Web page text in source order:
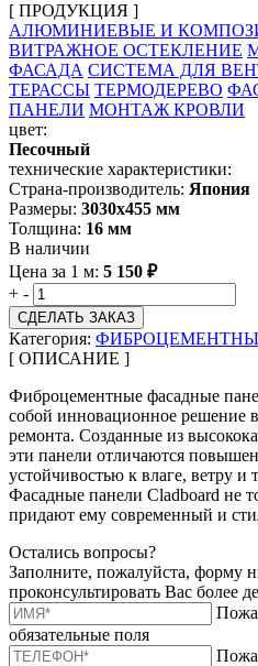
[ ПРОДУКЦИЯ ]
АЛЮМИНИЕВЫЕ И
ВИТРАЖНОЕ ОСТЕКЛЕНИЕ
ФАСАДА СИСТЕМА ДЛЯ
ТЕРАССЫ ТЕРМОДЕРЕВО
ПАНЕЛИ МОНТАЖ КРОВЛИ
цвет:
Песочный
технические характеристики:
Страна-производитель: Япония
Размеры: 3030х455 мм
Толщина: 16 мм
В наличии
Цена за 1 м: 5 150 ₽
+ -
СДЕЛАТЬ ЗАКАЗ
Категория:
[ ОПИСАНИЕ ]
Фиброцементные фасадные
собой инновационное решение в
ремонта. Созданные из
эти панели отличаются
устойчивостью к влаге, ветру
Фасадные панели Cladboard не
придают ему современный и
Остались вопросы?
Заполните, пожалуйста, форму
проконсультировать Вас более
обязательные поля